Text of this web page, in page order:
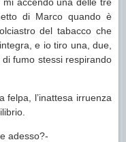
di Marco quando è
del tabacco che
e io tiro una, due,
fumo stessi respirando
felpa, l’inattesa irruenza
adesso?-